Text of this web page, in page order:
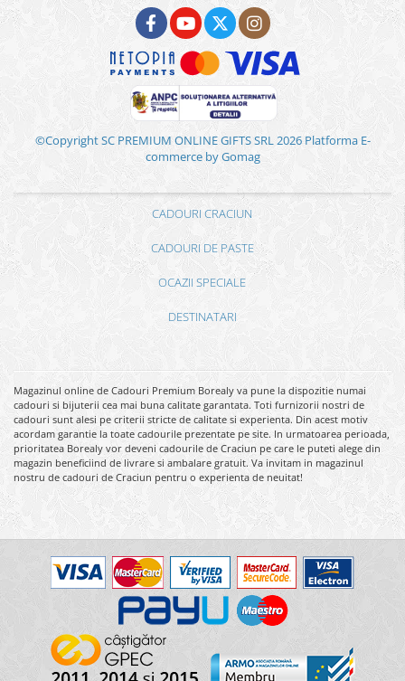
©Copyright SC PREMIUM ONLINE GIFTS SRL 2026 Platforma E-
commerce by Gomag
CADOURI CRACIUN
CADOURI DE PASTE
OCAZII SPECIALE
DESTINATARI
Magazinul online de Cadouri Premium Borealy va pune la dispozitie numai
cadouri si bijuterii cea mai buna calitate garantata. Toti furnizorii nostri de
cadouri sunt alesi pe criterii stricte de calitate si experienta. Din acest motiv
acordam garantie la toate cadourile prezentate pe site. In urmatoarea perioada,
prioritatea Borealy vor deveni cadourile de Craciun pe care le puteti alege din
magazin beneficiind de livrare si ambalare gratuit. Va invitam in magazinul
nostru de cadouri de Craciun pentru o experienta de neuitat!